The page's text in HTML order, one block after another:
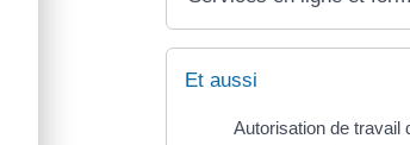
Et aussi
Autorisation de travail